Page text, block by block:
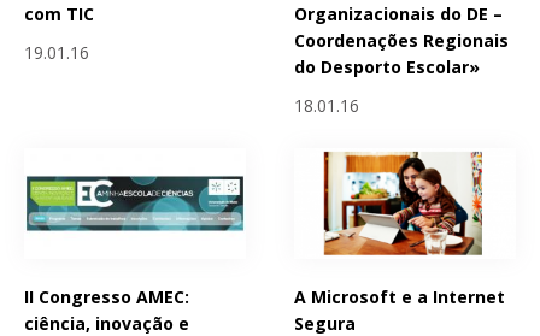
com TIC
19.01.16
Organizacionais do DE –
Coordenações Regionais
do Desporto Escolar»
18.01.16
II Congresso AMEC:
ciência, inovação e
A Microsoft e a Internet
Segura